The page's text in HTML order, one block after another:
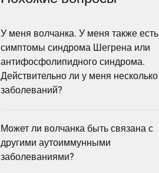
У меня волчанка. У меня также есть
симптомы синдрома Шегрена или
антифосфолипидного синдрома.
Действительно ли у меня несколько
заболеваний?
Может ли волчанка быть связана с
другими аутоиммунными
заболеваниями?